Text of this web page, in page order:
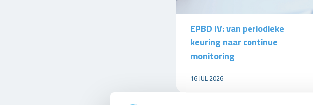
EPBD IV: van periodieke
keuring naar continue
monitoring
16 JUL 2026